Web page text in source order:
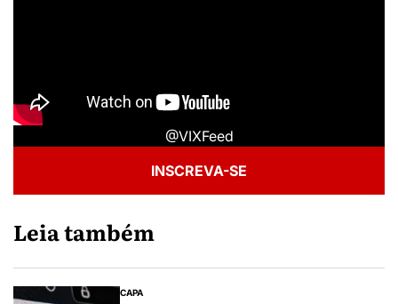
@VIXFeed
INSCREVA-SE
Leia também
CAPA